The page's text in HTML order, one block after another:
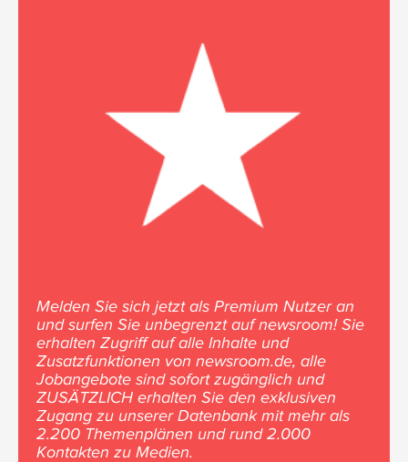
Melden Sie sich jetzt als Premium Nutzer an
und surfen Sie unbegrenzt auf newsroom! Sie
erhalten Zugriff auf alle Inhalte und
Zusatzfunktionen von newsroom.de, alle
Jobangebote sind sofort zugänglich und
ZUSÄTZLICH erhalten Sie den exklusiven
Zugang zu unserer Datenbank mit mehr als
2.200 Themenplänen und rund 2.000
Kontakten zu Medien.